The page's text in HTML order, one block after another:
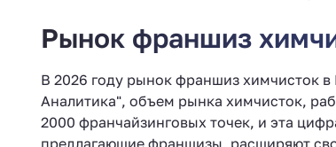
Рынок франшиз
В 2026 году рынок франшиз химчисток
Аналитика", объем рынка химчисток,
2000 франчайзинговых точек, и эта
предлагающие франшизы, расширяют